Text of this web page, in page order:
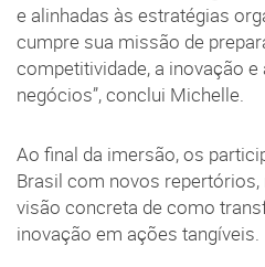
e alinhadas às estratégias
cumpre sua missão de
competitividade, a inovação e
negócios”, conclui Michelle.
Ao final da imersão, os
Brasil com novos
visão concreta de como
inovação em ações tangíveis.